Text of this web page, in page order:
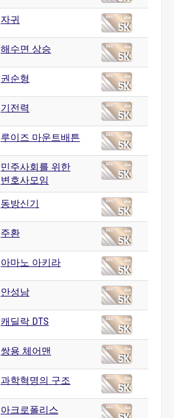
자귀
해수면 상승
권순형
기전력
루이즈 마운트배튼
민주사회를 위한
변호사모임
동방신기
주환
아마노 아키라
안성남
캐딜락 DTS
쌍용 체어맨
과학혁명의 구조
아크로폴리스